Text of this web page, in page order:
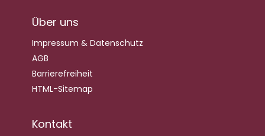
Über uns
Impressum & Datenschutz
AGB
Barrierefreiheit
HTML-Sitemap
Kontakt